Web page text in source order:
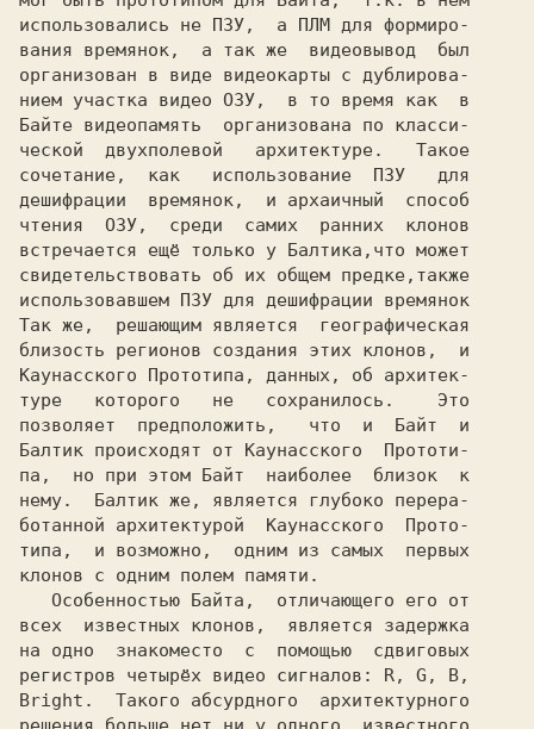
использовались не ПЗУ,  а ПЛМ для формиро-
вания времянок,  а так же  видеовывод  был
организован в виде видеокарты с дублирова-
нием участка видео ОЗУ,
  в то время как  в
Байте видеопамять  организована по класси-
ческой  двухполевой   архитектуре.   Такое
сочетание,  как   использование ПЗУ
  для
дешифрации  времянок,  и архаичный  способ
чтения
ОЗУ,
  среди  самих  ранних  клонов
встречается ещё только у Балтика, что может
свидетельствовать об их общем предке,также
использовавшем ПЗУ для дешифрации времянок
Так же,  решающим является  географическая
Каунасского Прототипа,
данных, об архитек-
туре   которого   не   сохранилось.    Это
позволяет  предположить,   что  и
Байт
Балтик происходят от
па,
но при этом Байт
наиболее  близок  к
нему.
Балтик же, является глубоко перера-
ботанной архитектурой
типа,
  и возможно,  одним из самых  первых
клонов с одним полем памяти.
   Особенностью
Байта,
  отличающего его от
всех  известных клонов,  является задержка
на одно  знакоместо  с  помощью  сдвиговых
регистров четырёх видео сигналов:
Bright.
Такого абсурдного  архитектурного